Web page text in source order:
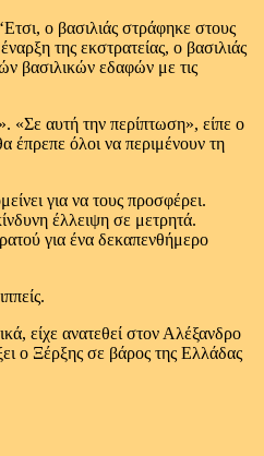
ο βασιλιάς στράφηκε στους
της εκστρατείας, ο βασιλιάς
βασιλικών εδαφών με τις
«Σε αυτή την περίπτωση», είπε ο
έπρεπε όλοι να περιμένουν τη
για να τους προσφέρει.
έλλειψη σε μετρητά.
για ένα δεκαπενθήμερο
είχε ανατεθεί στον Αλέξανδρο
ο Ξέρξης σε βάρος της Ελλάδας